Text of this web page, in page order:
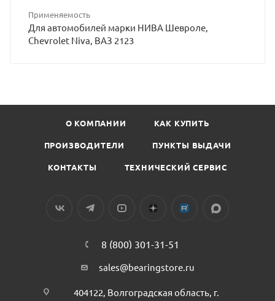
Применяемость
Для автомобилей марки НИВА Шевроле,
Chevrolet Niva, ВАЗ 2123
О КОМПАНИИ КАК КУПИТЬ
ПРОИЗВОДИТЕЛИ ПУНКТЫ ВЫДАЧИ
КОНТАКТЫ ТЕХНИЧЕСКИЙ СЕРВИС
8 (800) 301-31-51
sales@bearingstore.ru
404122, Волгоградская область, г.